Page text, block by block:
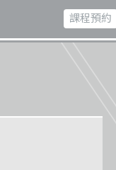
課程預約